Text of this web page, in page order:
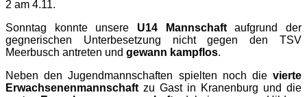
2 am 4.11.
Sonntag konnte unsere U14 Mannschaftaufgrund der
gegnerischen Unterbesetzung nicht gegen den TSV
Meerbusch antreten und gewann kampflos.
Neben den Jugendmannschaften spielten noch die vierte
Erwachsenenmannschaft zu Gast in Kranenburg und die